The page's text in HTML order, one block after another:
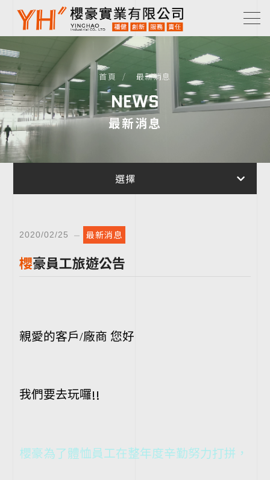
首頁 最新消息
最新消息
NEWS
選擇
2020/02/25 最新消息
櫻豪員工旅遊公告
親愛的客戶/廠商 您好
我們要去玩囉!!
櫻豪為了體恤員工在整年度辛勤努力打拼，